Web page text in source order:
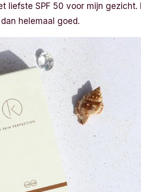
liefste SPF 50 voor mijn
helemaal goed.